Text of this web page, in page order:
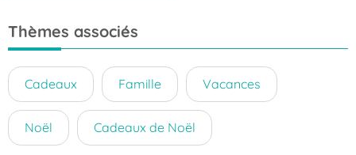
Thèmes associés
Cadeaux Famille Vacances
Noël Cadeaux de Noël